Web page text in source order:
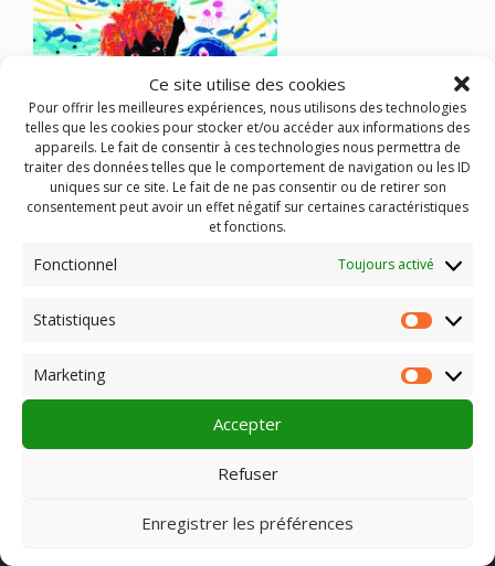
Ce site utilise des cookies
Pour offrir les meilleures expériences, nous utilisons des technologies
telles que les cookies pour stocker et/ou accéder aux informations des
appareils. Le fait de consentir à ces technologies nous permettra de
traiter des données telles que le comportement de navigation ou les ID
uniques sur ce site. Le fait de ne pas consentir ou de retirer son
consentement peut avoir un effet négatif sur certaines caractéristiques
et fonctions.
Fonctionnel Toujours activé
Statistiques
Marketing
Accepter
Refuser
Enregistrer les préférences
Pôle 22 bis impasse Bonnabaud